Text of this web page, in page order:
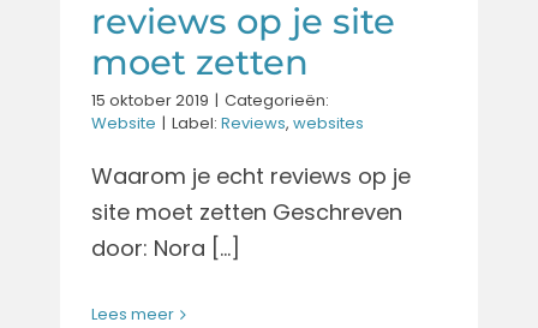
reviews op je site
moet zetten
15 oktober 2019 | Categorieën:
Website | Label: Reviews, websites
Waarom je echt reviews op je
site moet zetten Geschreven
door: Nora [...]
Lees meer